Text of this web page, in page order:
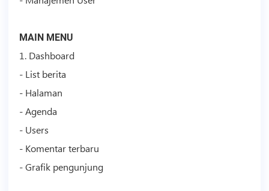
MAIN MENU
1. Dashboard
- List berita
- Halaman
- Agenda
- Users
- Komentar terbaru
- Grafik pengunjung